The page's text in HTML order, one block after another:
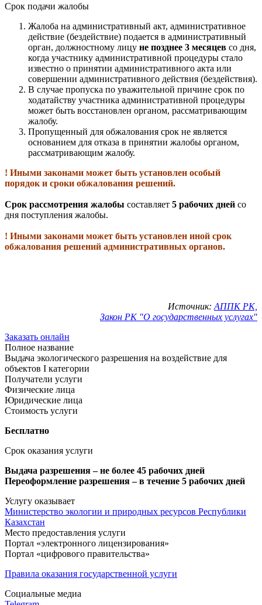
Срок подачи жалобы
Жалоба на административный акт, административное
действие (бездействие) подается в административный
орган, должностному лицу не позднее 3 месяцев со дня,
когда участнику административной процедуры стало
известно о принятии административного акта или
совершении административного действия (бездействия).
В случае пропуска по уважительной причине срок по
ходатайству участника административной процедуры
может быть восстановлен органом, рассматривающим
жалобу.
Пропущенный для обжалования срок не является
основанием для отказа в принятии жалобы органом,
рассматривающим жалобу.
! Иными законами может быть установлен особый
порядок и сроки обжалования решений.
Срок рассмотрения жалобы составляет 5 рабочих дней со
дня поступления жалобы.
! Иными законами может быть установлен иной срок
обжалования решений административных органов.
Источник: АППК РК,
Закон РК "О государственных услугах"
Заказать онлайн
Полное название
Выдача экологического разрешения на воздействие для
объектов I категории
Получатели услуги
Физические лица
Юридические лица
Стоимость услуги
Бесплатно
Срок оказания услуги
Выдача разрешения – не более 45 рабочих дней
Переоформление разрешения – в течение 5 рабочих дней
Услугу оказывает
Министерство экологии и природных ресурсов Республики
Казахстан
Место предоставления услуги
Портал «электронного лицензирования»
Портал «цифрового правительства»
Правила оказания государственной услуги
Социальные медиа